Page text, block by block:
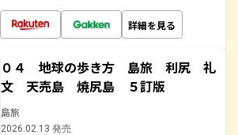
詳細を見る
０４ 地球の歩き方 島旅 利尻 礼
文 天売島 焼尻島 ５訂版
島旅
2026.02.13 発売